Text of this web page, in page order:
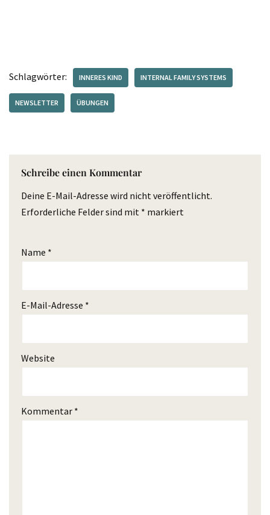
Schlagwörter: INNERES KIND INTERNAL FAMILY SYSTEMS
NEWSLETTER ÜBUNGEN
Schreibe einen Kommentar
Deine E-Mail-Adresse wird nicht veröffentlicht.
Erforderliche Felder sind mit * markiert
Name *
E-Mail-Adresse *
Website
Kommentar *